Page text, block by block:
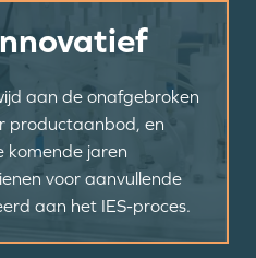
aan de onafgebroken
productaanbod, en
komende jaren
voor aanvullende
aan het IES-proces.